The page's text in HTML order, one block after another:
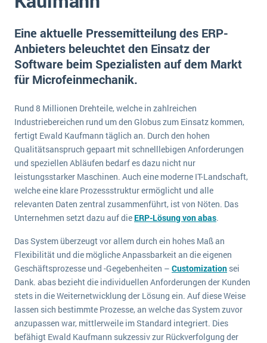
Vergleich
Auswahl
Einführung
Auswertung
Service und Wartung
E-commerce
Einzelhandel
Finanzen
Grosshandel
Handel
Handwerk
Health Care
IKT
Installation
Landwirtschaft
Maschinenbau
Medien
NGO
Lebensmittelindustrie
Logistik
Produktion
Immobilien
Services
Die 4 Komponenten eines CRM-Systems
Was ist Data Mining? - Ein Leitfaden für Unternehmen
Mehr über ERP-Software
ERP Wissenszentrum
Ein WMS implementieren: Das sind die 6
wichtigsten Punkte, die es zu beachten gilt
Service Level Agreements (SLA) und ERP: Was muss man wissen?
ERP-Software für Abfallentsorger
Über uns
DSGVO/GDPR
Impressum
Eine aktuelle Pressemitteilung des ERP-
Anbieters beleuchtet den Einsatz der
Software beim Spezialisten auf dem Markt
für Microfeinmechanik.
Rund 8 Millionen Drehteile, welche in zahlreichen
Industriebereichen rund um den Globus zum Einsatz kommen,
fertigt Ewald Kaufmann täglich an. Durch den hohen
Qualitätsanspruch gepaart mit schnelllebigen Anforderungen
und speziellen Abläufen bedarf es dazu nicht nur
leistungsstarker Maschinen. Auch eine moderne IT-Landschaft,
welche eine klare Prozessstruktur ermöglicht und alle
relevanten Daten zentral zusammenführt, ist von Nöten. Das
Unternehmen setzt dazu auf die ERP-Lösung von abas.
Das System überzeugt vor allem durch ein hohes Maß an
Flexibilität und die mögliche Anpassbarkeit an die eigenen
Geschäftsprozesse und -Gegebenheiten – Customization sei
Dank. abas bezieht die individuellen Anforderungen der Kunden
stets in die Weiternetwicklung der Lösung ein. Auf diese Weise
lassen sich bestimmte Prozesse, an welche das System zuvor
anzupassen war, mittlerweile im Standard integriert. Dies
befähigt Ewald Kaufmann sukzessiv zur Rückverfolgung der